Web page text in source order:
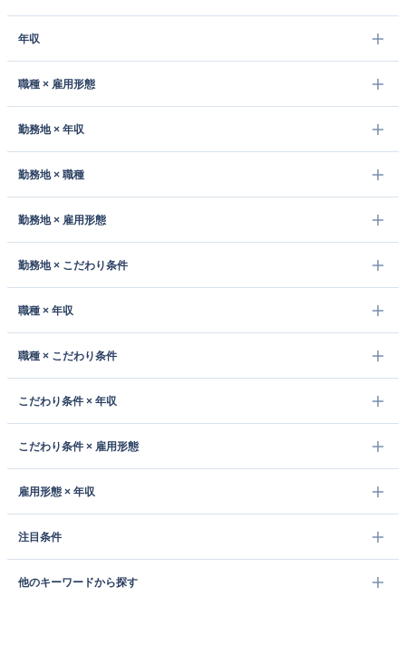
年収
職種 × 雇用形態
勤務地 × 年収
勤務地 × 職種
勤務地 × 雇用形態
勤務地 × こだわり条件
職種 × 年収
職種 × こだわり条件
こだわり条件 × 年収
こだわり条件 × 雇用形態
雇用形態 × 年収
注目条件
他のキーワードから探す